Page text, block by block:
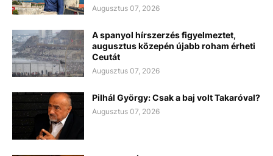
Augusztus 07, 2026
A spanyol hírszerzés figyelmeztet,
augusztus közepén újabb roham érheti
Ceutát
Augusztus 07, 2026
Pilhál György: Csak a baj volt Takaróval?
Augusztus 07, 2026